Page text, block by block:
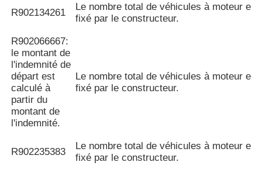
R902134261
Le nombre total de véhicules à moteur est
fixé par le constructeur.
R902066667:
le montant de
l'indemnité de
départ est
calculé à
partir du
montant de
l'indemnité.
Le nombre total de véhicules à moteur est
fixé par le constructeur.
R902235383
Le nombre total de véhicules à moteur est
fixé par le constructeur.